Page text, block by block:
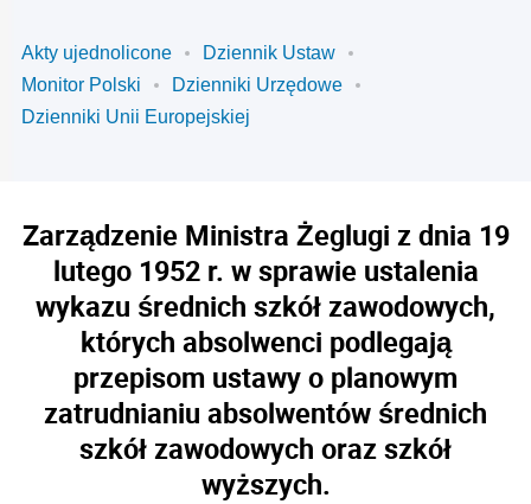
Akty ujednolicone
Dziennik Ustaw
Monitor Polski
Dzienniki Urzędowe
Dzienniki Unii Europejskiej
Zarządzenie Ministra Żeglugi z dnia 19
lutego 1952 r. w sprawie ustalenia
wykazu średnich szkół zawodowych,
których absolwenci podlegają
przepisom ustawy o planowym
zatrudnianiu absolwentów średnich
szkół zawodowych oraz szkół
wyższych.